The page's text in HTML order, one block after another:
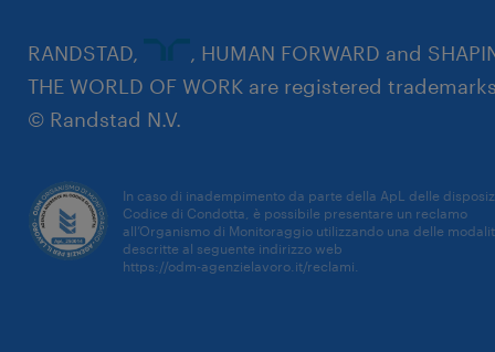
RANDSTAD,
, HUMAN FORWARD and
THE WORLD OF WORK are registered
© Randstad N.V.
In caso di inadempimento da parte della ApL delle
Codice di Condotta, è possibile presentare un reclamo
all’Organismo di Monitoraggio utilizzando una delle
descritte al seguente indirizzo web
https://odm-agenzielavoro.it/reclami